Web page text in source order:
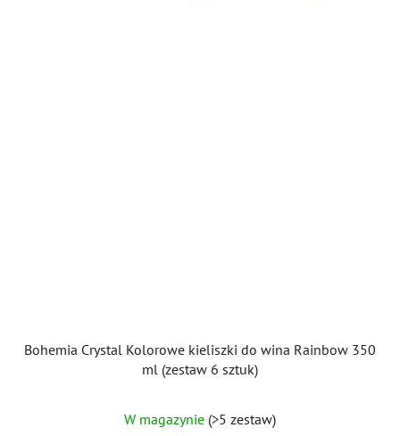
Bohemia Crystal Kolorowe kieliszki do wina Rainbow 350
ml (zestaw 6 sztuk)
ocena
W magazynie (>5 zestaw)